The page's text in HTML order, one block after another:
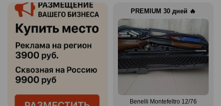
PREMIUM 30 дней 🔥
Продам итальянское ружье
Silma M70
Benelli Montefeltro 12/76